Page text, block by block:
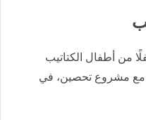
بالفاعلية أكثر من 600 طفلًا من أطفال الكتاتيب
مع مشروع تحصين، في